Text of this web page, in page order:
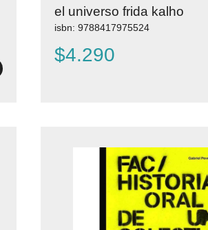
el universo frida kalho
isbn: 9788417975524
$4.290